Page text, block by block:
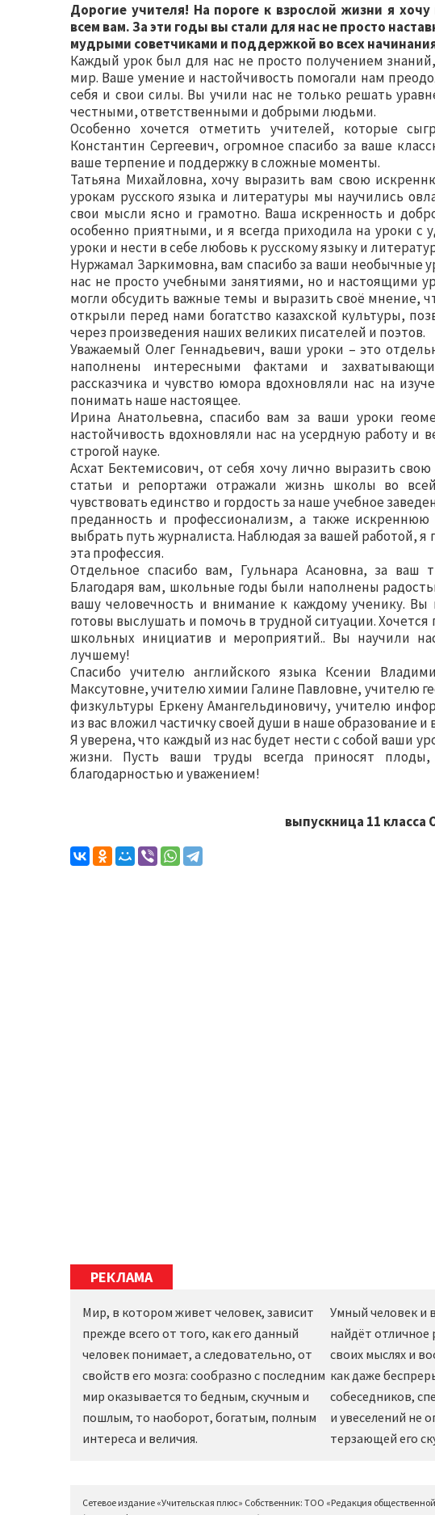
Дорогие учителя! На пороге к взрослой жизни я
всем вам. За эти годы вы стали для нас не просто
мудрыми советчиками и поддержкой во всех
Каждый урок был для нас не просто получением
мир. Ваше умение и настойчивость помогали нам
себя и свои силы. Вы учили нас не только решать
честными, ответственными и добрыми людьми.
Особенно хочется отметить учителей, которые
Константин Сергеевич, огромное спасибо за ваше
ваше терпение и поддержку в сложные моменты.
Татьяна Михайловна, хочу выразить вам свою
урокам русского языка и литературы мы научились
свои мысли ясно и грамотно. Ваша искренность и
особенно приятными, и я всегда приходила на уроки с
уроки и нести в себе любовь к русскому языку и
Нуржамал Заркимовна, вам спасибо за ваши необычные
нас не просто учебными занятиями, но и настоящими
могли обсудить важные темы и выразить своё мнение,
открыли перед нами богатство казахской культуры,
через произведения наших великих писателей и поэтов.
Уважаемый Олег Геннадьевич, ваши уроки – это
наполнены интересными фактами и
рассказчика и чувство юмора вдохновляли нас на
понимать наше настоящее.
Ирина Анатольевна, спасибо вам за ваши уроки
настойчивость вдохновляли нас на усердную работу и
строгой науке.
Асхат Бектемисович, от себя хочу лично выразить
статьи и репортажи отражали жизнь школы во
чувствовать единство и гордость за наше учебное
преданность и профессионализм, а также
выбрать путь журналиста. Наблюдая за вашей работой, я
эта профессия.
Отдельное спасибо вам, Гульнара Асановна, за ваш
Благодаря вам, школьные годы были наполнены
вашу человечность и внимание к каждому ученику.
готовы выслушать и помочь в трудной ситуации. Хочется
школьных инициатив и мероприятий.. Вы научили
лучшему!
Спасибо учителю английского языка Ксении
Максутовне, учителю химии Галине Павловне, учителю
физкультуры Еркену Амангельдиновичу, учителю
из вас вложил частичку своей души в наше образование и
Я уверена, что каждый из нас будет нести с собой ваши
жизни. Пусть ваши труды всегда приносят
благодарностью и уважением!
выпускница 11
РЕКЛАМА
Мир, в котором живет человек, зависит
прежде всего от того, как его данный
человек понимает, а следовательно, от
свойств его мозга: сообразно с последним
мир оказывается то бедным, скучным и
пошлым, то наоборот, богатым, полным
интереса и величия.
Умный человек и
найдёт отличное
своих мыслях и
как даже
собеседников,
и увеселений не
терзающей его
Сетевое издание «Учительская плюс» Собственник: ТОО «Редакция